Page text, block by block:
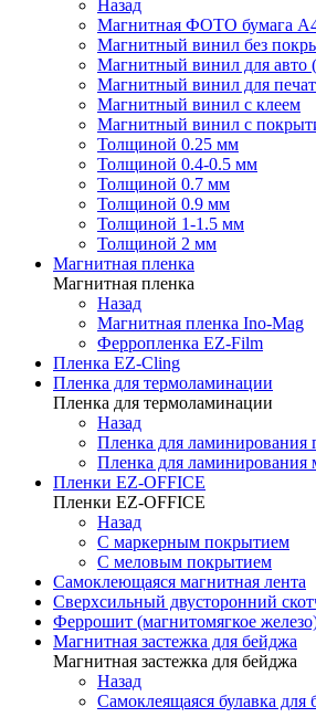
Назад
Магнитная ФОТО бумага
Магнитный винил без
Магнитный винил для авто
Магнитный винил для
Магнитный винил с клеем
Магнитный винил с
Толщиной 0.25 мм
Толщиной 0.4-0.5 мм
Толщиной 0.7 мм
Толщиной 0.9 мм
Толщиной 1-1.5 мм
Толщиной 2 мм
Магнитная пленка
Магнитная пленка
Назад
Магнитная пленка Ino-Mag
Ферропленка EZ-Film
Пленка EZ-Cling
Пленка для термоламинации
Пленка для термоламинации
Назад
Пленка для ламинирования
Пленка для ламинирования
Пленки EZ-OFFICE
Пленки EZ-OFFICE
Назад
С маркерным покрытием
С меловым покрытием
Самоклеющаяся магнитная лента
Сверхсильный двусторонний
Феррошит (магнитомягкое
Магнитная застежка для бейджа
Магнитная застежка для бейджа
Назад
Самоклеящаяся булавка для